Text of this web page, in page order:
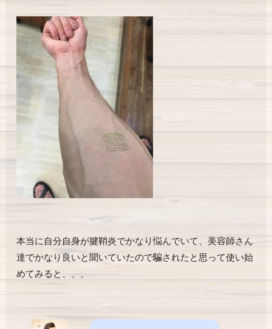
本当に自分自身が腱鞘炎でかなり悩んでいて、美容師さん
達でかなり良いと聞いていたので騙されたと思って使い始
めてみると、、、